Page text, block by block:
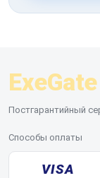
ExeGate
Постгарантийный
Способы оплаты
VISA